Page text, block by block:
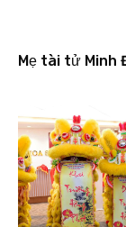
Mẹ tài tử Minh